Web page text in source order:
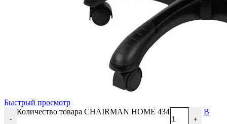
Быстрый просмотр
-
Количество товара CHAIRMAN HOME 434
+
В